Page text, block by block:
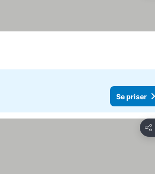
Se priser
Dela